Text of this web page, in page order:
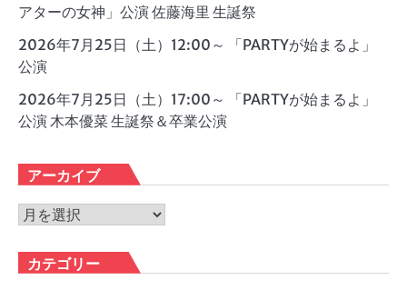
アターの女神」公演 佐藤海里 生誕祭
2026年7月25日（土）12:00～ 「PARTYが始まるよ」
公演
2026年7月25日（土）17:00～ 「PARTYが始まるよ」
公演 木本優菜 生誕祭＆卒業公演
アーカイブ
ア
カ
イ
カテゴリー